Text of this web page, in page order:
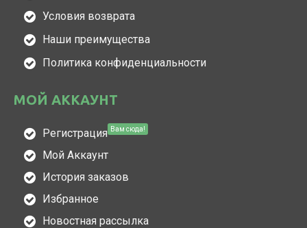
Условия возврата
Наши преимущества
Политика конфиденциальности
МОЙ АККАУНТ
Регистрация Вам сюда!
Мой Аккаунт
История заказов
Избранное
Новостная рассылка